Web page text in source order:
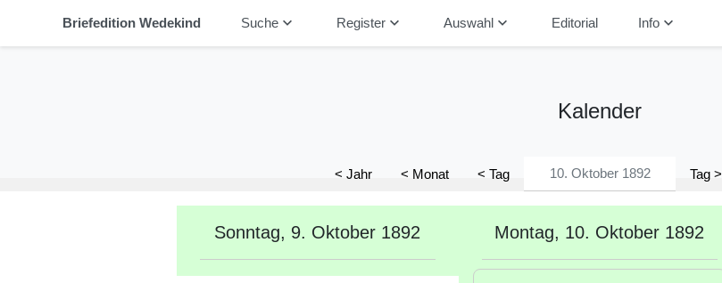
Briefedition Wedekind Suchekeyboard_arrow_down Registerkeyboard_arrow_down Auswahlkeyboard_arrow_down Editorial Infokeyboard_arrow_down
Kalender
< Jahr < Monat < Tag Tag >
Sonntag, 9. Oktober 1892 Montag, 10. Oktober 1892